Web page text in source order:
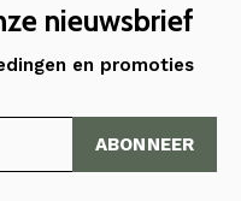
nieuwsbrief
en promoties
ABONNEER